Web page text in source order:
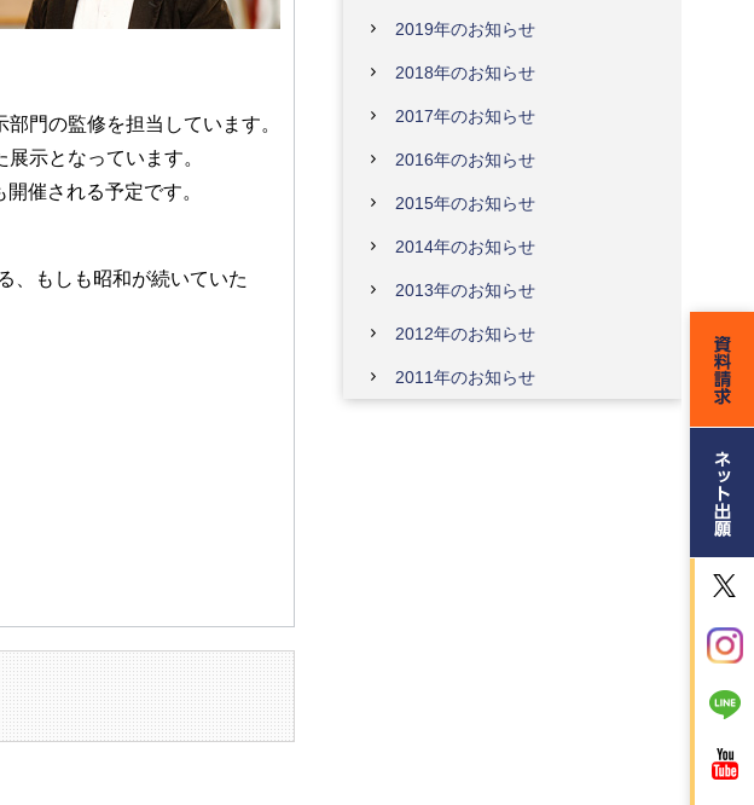
門の監修を担当しています。
示となっています。
催される予定です。
、もしも昭和が続いていた
2019年のお知らせ
2018年のお知らせ
2017年のお知らせ
2016年のお知らせ
2015年のお知らせ
2014年のお知らせ
2013年のお知らせ
2012年のお知らせ
2011年のお知らせ